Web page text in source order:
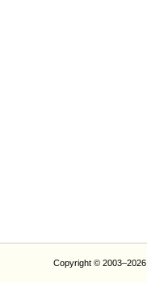
Copyright © 2003–2026